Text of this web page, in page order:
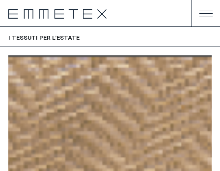
I TESSUTI PER L’ESTATE